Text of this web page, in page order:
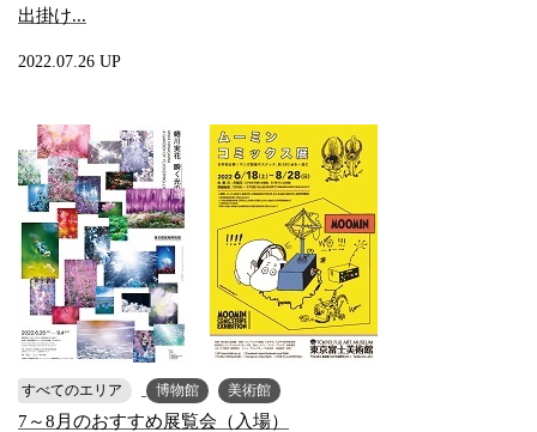
出掛け...
2022.07.26 UP
すべてのエリア 博物館 美術館
7～8月のおすすめ展覧会（入場）